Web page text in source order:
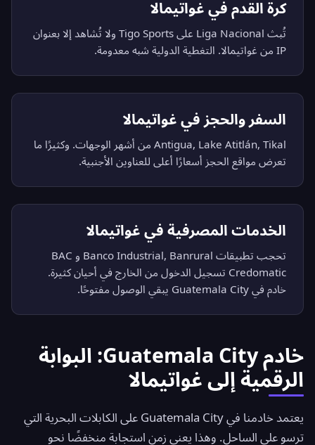
كرة القدم في غواتيمالا
تُبث Liga Nacional على Tigo Sports ولا تُشاهد إلا بعنوان
IP من غواتيمالا. التغطية الدولية شبه معدومة.
السفر والحجز في غواتيمالا
Antigua, Lake Atitlán, Tikal من أشهر الوجهات. وكثيرًا ما
تعرض مواقع الحجز أسعارًا أعلى للعناوين الأجنبية.
الخدمات المصرفية في غواتيمالا
تحجب تطبيقات Banco Industrial, Banrural و BAC
Credomatic تسجيل الدخول من الخارج في أحيان كثيرة.
خادم في Guatemala City يبقي الوصول مفتوحًا.
خادم Guatemala City: البوابة
الرقمية إلى غواتيمالا
يعتمد خادمنا في Guatemala City على الكابلات البحرية التي
ترسو على الساحل. وهذا يعني زمن استجابة منخفضًا نحو